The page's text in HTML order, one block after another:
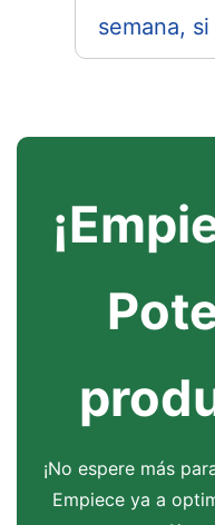
semana,
¡No espere más
Empiece ya a